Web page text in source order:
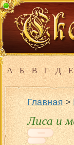
А Б В Г Д Е
Главная>
Лиса и